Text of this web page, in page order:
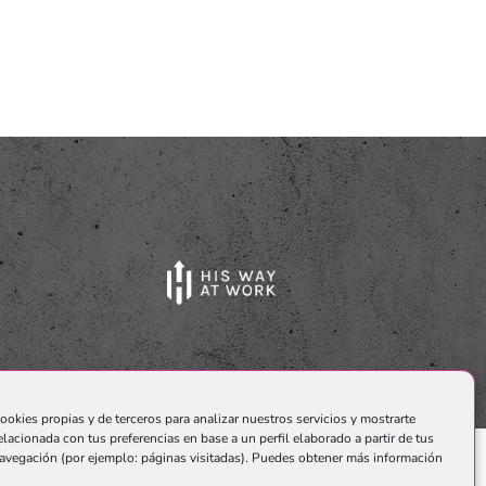
propias y de terceros para analizar nuestros servicios y mostrarte
con tus preferencias en base a un perfil elaborado a partir de tus
(por ejemplo: páginas visitadas). Puedes obtener más información